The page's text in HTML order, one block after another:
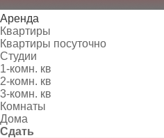
Аренда
Квартиры
Квартиры посуточно
Студии
1-комн. кв
2-комн. кв
3-комн. кв
Комнаты
Дома
Сдать